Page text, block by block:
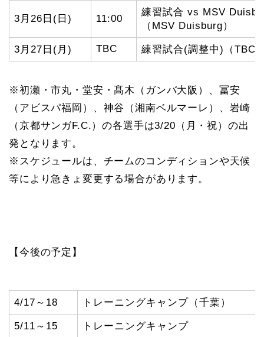
3月26日(日) 11:00
練習試合 vs MSV
（MSV Duisburg）
3月27日(月) TBC 練習試合(調整中)（TBC
※初瀬・市丸・堂安・髙木（ガンバ大阪）、冨安
（アビスパ福岡）、神谷（湘南ベルマーレ）、岩崎
（京都サンガF.C.）の各選手は3/20（月・祝）の出
発となります。
※スケジュールは、チームのコンディションや天候
等により急きょ変更する場合があります。
【今後の予定】
4/17～18 トレーニングキャンプ（千葉）
5/11～15 トレーニングキャンプ